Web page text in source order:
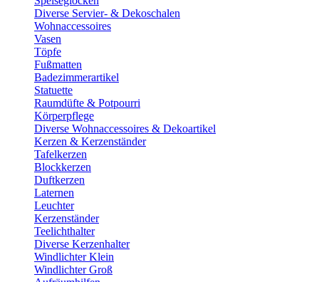
Diverse Servier- & Dekoschalen
Wohnaccessoires
Vasen
Töpfe
Fußmatten
Badezimmerartikel
Statuette
Raumdüfte & Potpourri
Körperpflege
Diverse Wohnaccessoires & Dekoartikel
Kerzen & Kerzenständer
Tafelkerzen
Blockkerzen
Duftkerzen
Laternen
Leuchter
Kerzenständer
Teelichthalter
Diverse Kerzenhalter
Windlichter Klein
Windlichter Groß